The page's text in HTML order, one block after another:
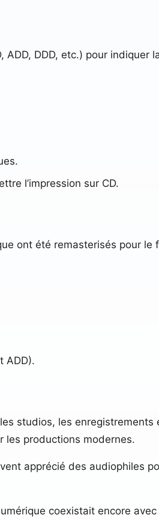
DDD, etc.) pour indiquer
l’impression sur CD.
ont été remasterisés pour le
ADD).
studios, les enregistrements
les productions modernes.
apprécié des audiophiles
coexistait encore